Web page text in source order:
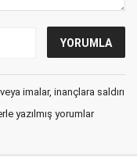
imalar, inançlara saldırı
yazılmış yorumlar